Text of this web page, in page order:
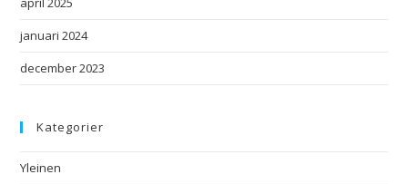
januari 2024
december 2023
Kategorier
Yleinen